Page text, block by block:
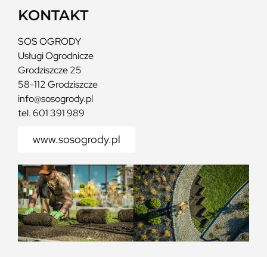
KONTAKT
SOS OGRODY
Usługi Ogrodnicze
Grodziszcze 25
58-112 Grodziszcze
info@sosogrody.pl
tel. 601 391 989
www.sosogrody.pl